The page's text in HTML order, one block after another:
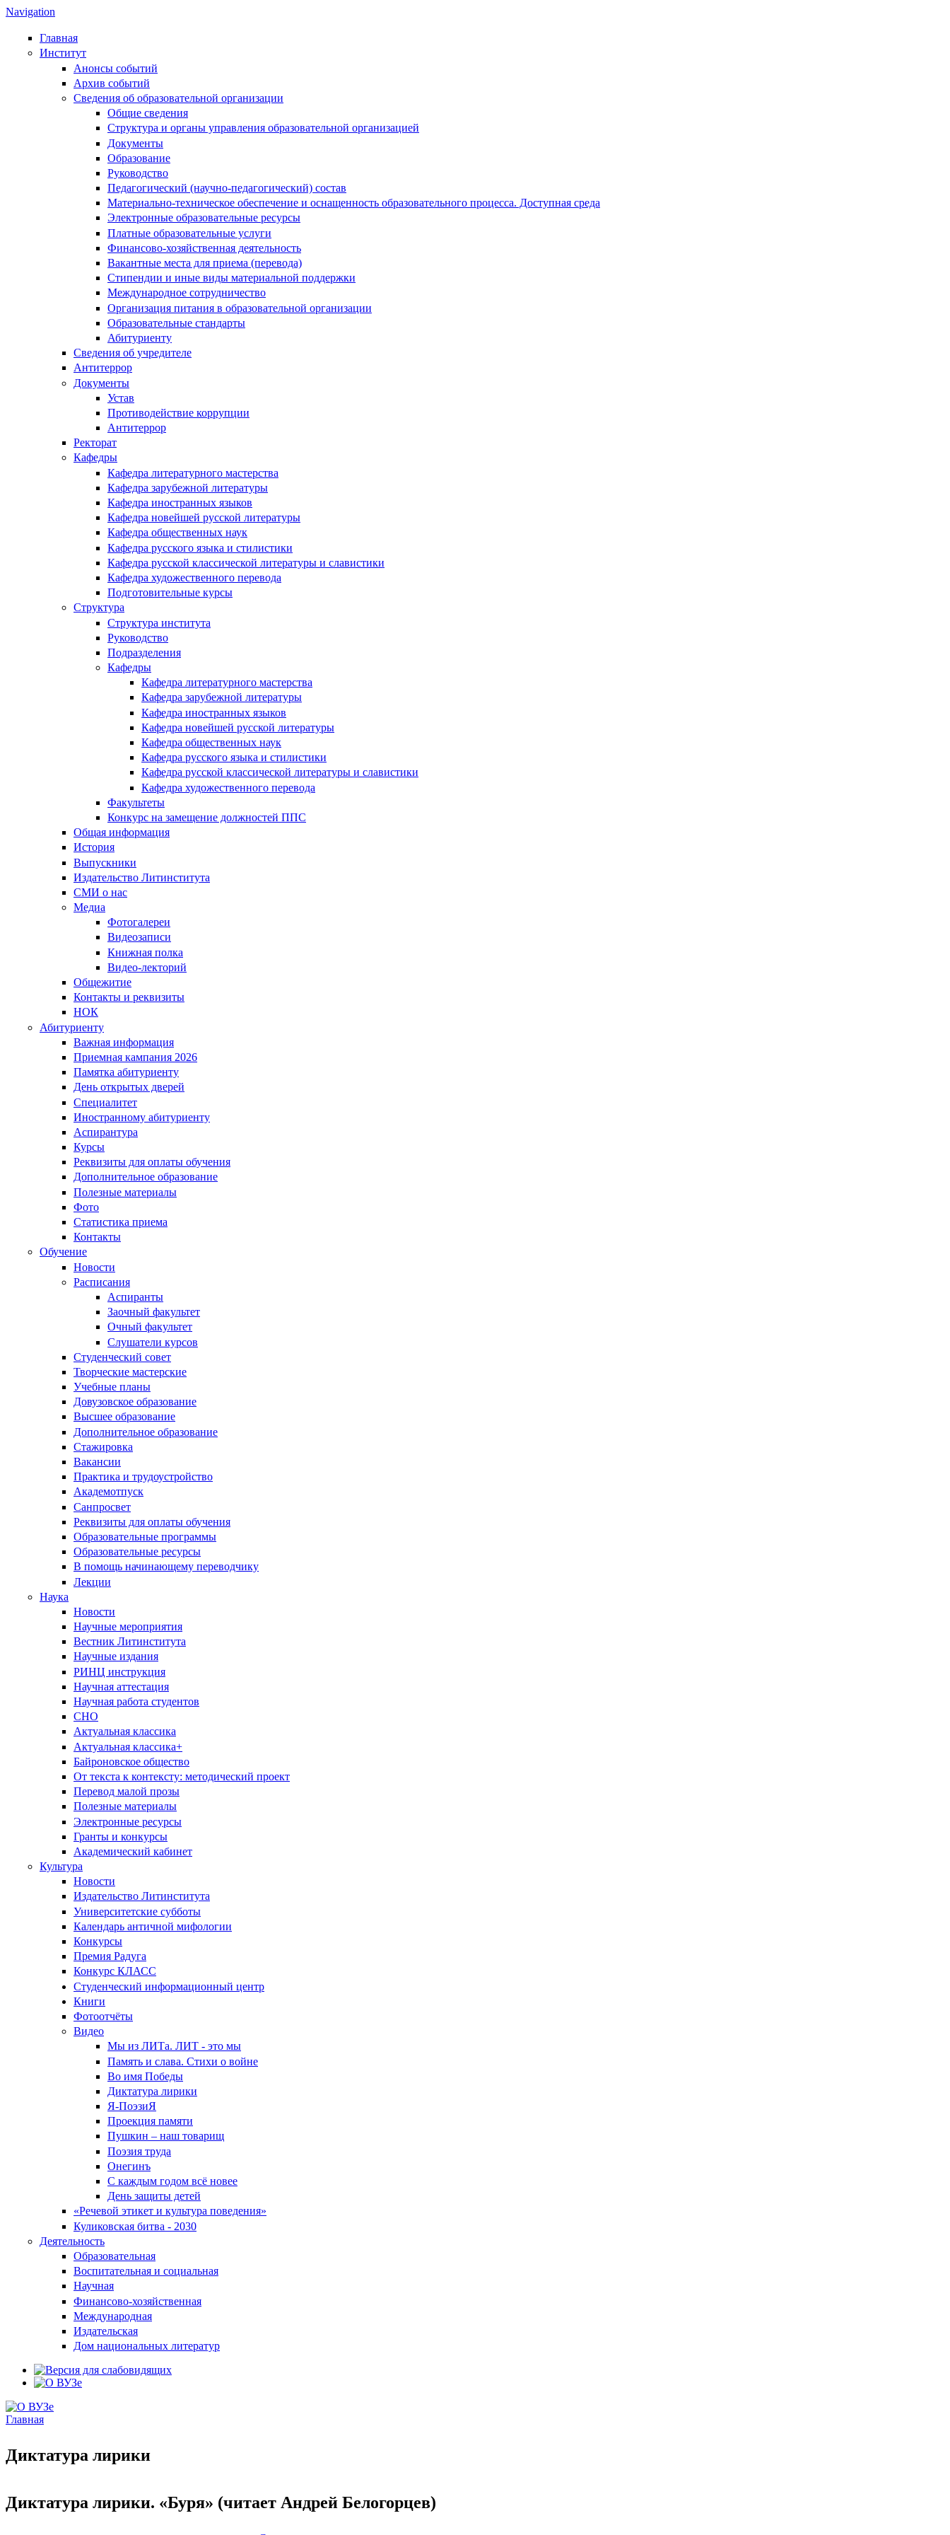
Navigation
Главная
Институт
Анонсы событий
Архив событий
Сведения об образовательной организации
Общие сведения
Структура и органы управления образовательной организацией
Документы
Образование
Руководство
Педагогический (научно-педагогический) состав
Материально-техническое обеспечение и оснащенность образовательного процесса. Доступная среда
Электронные образовательные ресурсы
Платные образовательные услуги
Финансово-хозяйственная деятельность
Вакантные места для приема (перевода)
Стипендии и иные виды материальной поддержки
Международное сотрудничество
Организация питания в образовательной организации
Образовательные стандарты
Абитуриенту
Сведения об учредителе
Антитеррор
Документы
Устав
Противодействие коррупции
Антитеррор
Ректорат
Кафедры
Кафедра литературного мастерства
Кафедра зарубежной литературы
Кафедра иностранных языков
Кафедра новейшей русской литературы
Кафедра общественных наук
Кафедра русского языка и стилистики
Кафедра русской классической литературы и славистики
Кафедра художественного перевода
Подготовительные курсы
Структура
Структура института
Руководство
Подразделения
Кафедры
Кафедра литературного мастерства
Кафедра зарубежной литературы
Кафедра иностранных языков
Кафедра новейшей русской литературы
Кафедра общественных наук
Кафедра русского языка и стилистики
Кафедра русской классической литературы и славистики
Кафедра художественного перевода
Факультеты
Конкурс на замещение должностей ППС
Общая информация
История
Выпускники
Издательство Литинститута
СМИ о нас
Медиа
Фотогалереи
Видеозаписи
Книжная полка
Видео-лекторий
Общежитие
Контакты и реквизиты
НОК
Абитуриенту
Важная информация
Приемная кампания 2026
Памятка абитуриенту
День открытых дверей
Специалитет
Иностранному абитуриенту
Аспирантура
Курсы
Реквизиты для оплаты обучения
Дополнительное образование
Полезные материалы
Фото
Статистика приема
Контакты
Обучение
Новости
Расписания
Аспиранты
Заочный факультет
Очный факультет
Слушатели курсов
Студенческий совет
Творческие мастерские
Учебные планы
Довузовское образование
Высшее образование
Дополнительное образование
Стажировка
Вакансии
Практика и трудоустройство
Академотпуск
Санпросвет
Реквизиты для оплаты обучения
Образовательные программы
Образовательные ресурсы
В помощь начинающему переводчику
Лекции
Наука
Новости
Научные мероприятия
Вестник Литинститута
Научные издания
РИНЦ инструкция
Научная аттестация
Научная работа студентов
СНО
Актуальная классика
Актуальная классика+
Байроновское общество
От текста к контексту: методический проект
Перевод малой прозы
Полезные материалы
Электронные ресурсы
Гранты и конкурсы
Академический кабинет
Культура
Новости
Издательство Литинститута
Университетские субботы
Календарь античной мифологии
Конкурсы
Премия Радуга
Конкурс КЛАСС
Студенческий информационный центр
Книги
Фотоотчёты
Видео
Мы из ЛИТа. ЛИТ - это мы
Память и слава. Стихи о войне
Во имя Победы
Диктатура лирики
Я-ПоэзиЯ
Проекция памяти
Пушкин – наш товарищ
Поэзия труда
Онегинъ
С каждым годом всё новее
День защиты детей
«Речевой этикет и культура поведения»
Куликовская битва - 2030
Деятельность
Образовательная
Воспитательная и социальная
Научная
Финансово-хозяйственная
Международная
Издательская
Дом национальных литератур
Главная
Диктатура лирики
Диктатура лирики. «Буря» (читает Андрей Белогорцев)